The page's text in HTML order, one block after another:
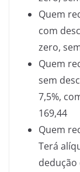
Quem
com
zero,
Quem
sem
7,5%,
169,44
Quem
Terá
dedução